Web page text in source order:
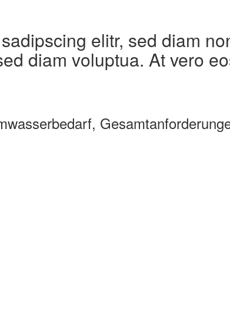
elitr, sed diam
diam voluptua. At vero